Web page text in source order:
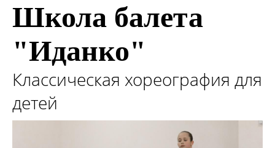
Школа балета
"Иданко"
Классическая хореография для
детей